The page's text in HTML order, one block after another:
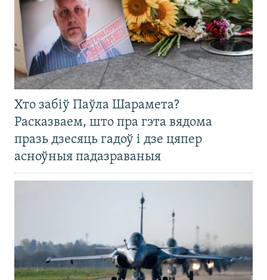
Хто забіў Паўла Шарамета?
Расказваем, што пра гэта вядома
празь дзесяць гадоў і дзе цяпер
асноўныя падазраваныя